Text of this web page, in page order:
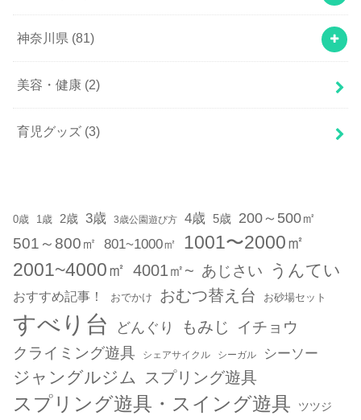
神奈川県 (81)
美容・健康 (2)
育児グッズ (3)
0歳 1歳 2歳 3歳 3歳公園遊び方 4歳 5歳 200～500㎡
501～800㎡ 801~1000㎡
1001〜2000㎡
2001~4000㎡ 4001㎡~ あじさい うんてい
おすすめ記事！ おでかけ おむつ替え台 お砂場セット
すべり台 どんぐり もみじ
イチョウ
クライミング遊具
シェアサイクル シーガル シーソー
ジャングルジム スプリング遊具
スプリング遊具・スイング遊具 ツツジ